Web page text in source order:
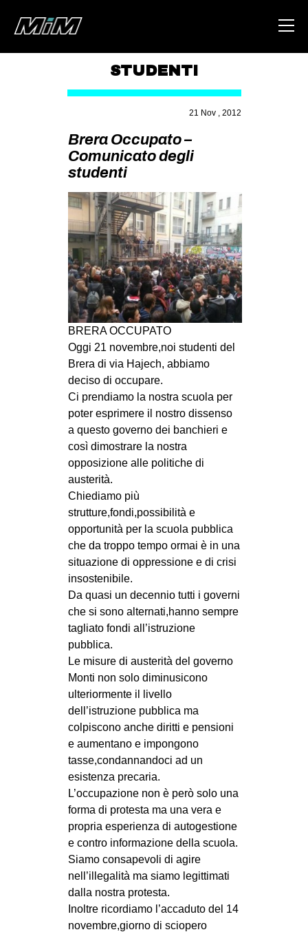
AREA
DEGENERAZIONE
GAZA FREESTYLE
CSOA LAMBRETTA
MSM
STUDENTI TSUNAMI
ZAM
MILANO
SPAZI
SPORT POPOLARE
MOVIMENTI
ANTIFASCISMO
DIRITTO ALL’ABITARE
GENERI
MIGRAZIONI
PRECARIATO
REPRESSIONE
STUDENTI
CULTURE
CINEMA
MANIFESTI
MUSICA
RECENSIONI
INTERNAZIONALE
AFRICA
AMERICHE
ESTREMO ORIENTE
EUROPA
MEDIO ORIENTE
MONDO
STUDENTI
21 Nov , 2012
Brera Occupato –
Comunicato degli
studenti
BRERA OCCUPATO
Oggi 21 novembre,noi studenti del
Brera di via Hajech, abbiamo
deciso di occupare.
Ci prendiamo la nostra scuola per
poter esprimere il nostro dissenso
a questo governo dei banchieri e
così dimostrare la nostra
opposizione alle politiche di
austerità.
Chiediamo più
strutture,fondi,possibilità e
opportunità per la scuola pubblica
che da troppo tempo ormai è in una
situazione di oppressione e di crisi
insostenibile.
Da quasi un decennio tutti i governi
che si sono alternati,hanno sempre
tagliato fondi all’istruzione
pubblica.
Le misure di austerità del governo
Monti non solo diminusicono
ulteriormente il livello
dell’istruzione pubblica ma
colpiscono anche diritti e pensioni
e aumentano e impongono
tasse,condannandoci ad un
esistenza precaria.
L’occupazione non è però solo una
forma di protesta ma una vera e
propria esperienza di autogestione
e contro informazione della scuola.
Siamo consapevoli di agire
nell’illegalità ma siamo legittimati
dalla nostra protesta.
Inoltre ricordiamo l’accaduto del 14
novembre,giorno di sciopero